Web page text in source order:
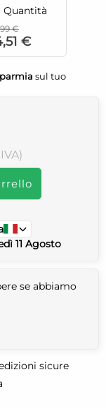
Quantità
€
€
sul tuo
11 Agosto
se abbiamo
sicure